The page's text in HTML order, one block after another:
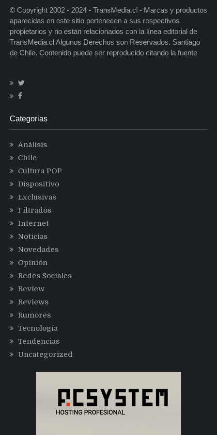
© Copyright 2002 - 2024 - TransMedia.cl - Marcas y productos
aparecidas en este sitio pertenecen a sus respectivos
propietarios y no están relacionados con la línea editorial de
TransMedia.cl Algunos Derechos son Reservados. Santiago
de Chile. Contenido puede ser reproducido citando la fuente
Categorias
Análisis
Chile
Cultura POP
Dispositivo
Exclusivas
Filtrados
Internet
Noticias
Novedades
Opinión
Redes Sociales
Review
Reviews
Rumores
Tecnología
Tendencias
Uncategorized